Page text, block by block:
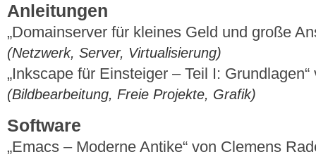
Anleitungen
„Domainserver für kleines Geld und große
(Netzwerk, Server, Virtualisierung)
„Inkscape für Einsteiger – Teil I:
(Bildbearbeitung, Freie Projekte, Grafik)
Software
„Emacs – Moderne Antike“ von Clemens